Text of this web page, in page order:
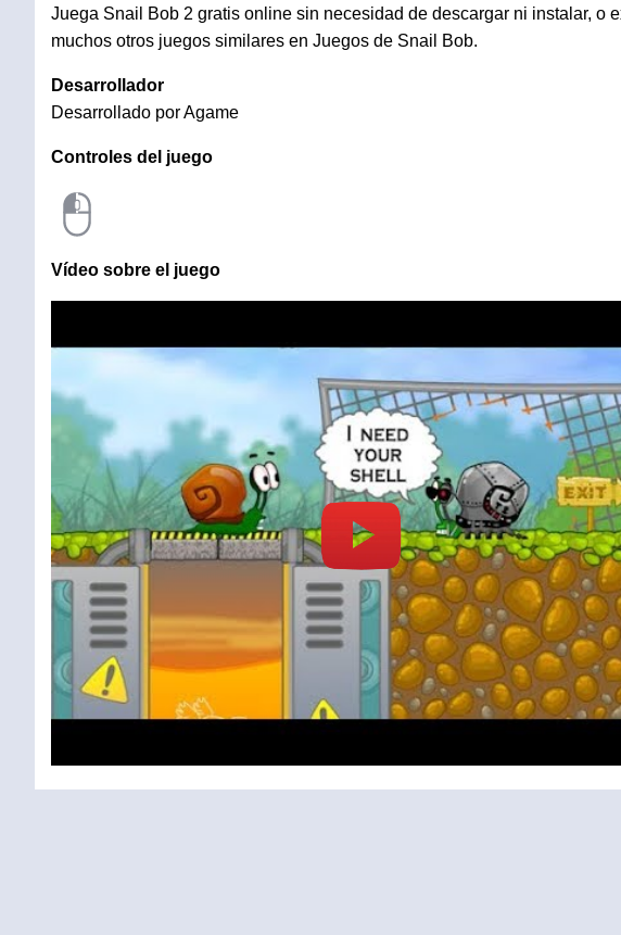
Juega Snail Bob 2 gratis online sin necesidad de descargar ni instalar, o
muchos otros juegos similares en Juegos de Snail Bob.
Desarrollador
Desarrollado por Agame
Controles del juego
Vídeo sobre el juego